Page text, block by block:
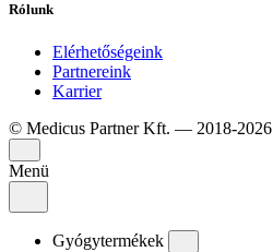
Rólunk
Elérhetőségeink
Partnereink
Karrier
© Medicus Partner Kft. — 2018-2026
Menü
Gyógytermékek